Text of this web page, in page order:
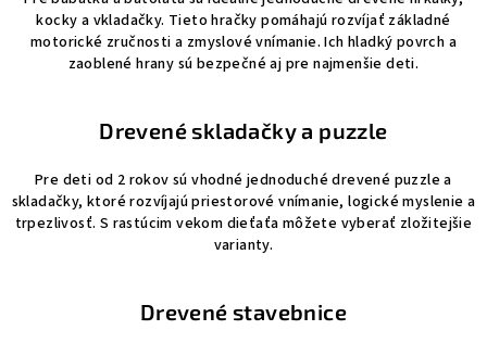
kocky a vkladačky. Tieto hračky pomáhajú rozvíjať základné
motorické zručnosti a zmyslové vnímanie. Ich hladký povrch a
zaoblené hrany sú bezpečné aj pre najmenšie deti.
Drevené skladačky a puzzle
Pre deti od 2 rokov sú vhodné jednoduché drevené puzzle a
skladačky, ktoré rozvíjajú priestorové vnímanie, logické myslenie a
trpezlivosť. S rastúcim vekom dieťaťa môžete vyberať zložitejšie
varianty.
Drevené stavebnice